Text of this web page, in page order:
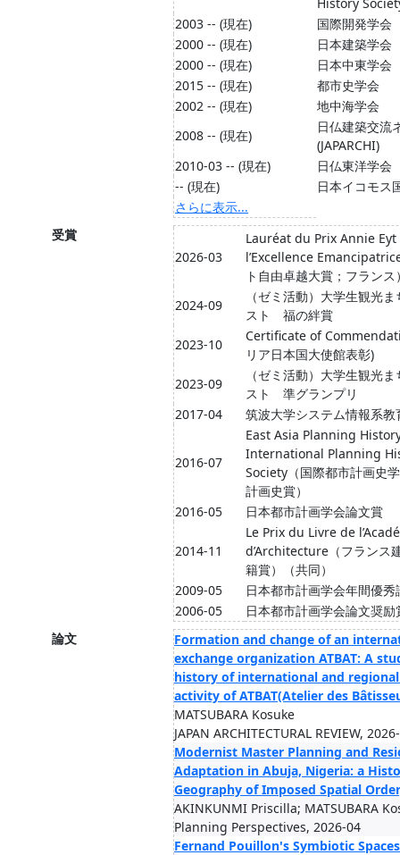
2003 -- (現在)
国際開発学会
2000 -- (現在)
日本建築学会
2000 -- (現在)
日本中東学会
2015 -- (現在)
都市史学会
2002 -- (現在)
地中海学会
2008 -- (現在)
日仏建築交流
(JAPARCHI)
2010-03 -- (現在)
日仏東洋学会
-- (現在)
日本イコモス
さらに表示...
受賞
2026-03
Lauréat du Prix Annie
l’Excellence
ト自由卓越大賞；フランス
2024-09
（ゼミ活動）大学生観光
スト 福の絆賞
2023-10
Certificate of
リア日本国大使館表彰)
2023-09
（ゼミ活動）大学生観光
スト 準グランプリ
2017-04
筑波大学システム情報系教
2016-07
East Asia Planning
International Planning
Society（国際都市計画史
計画史賞）
2016-05
日本都市計画学会論文賞
2014-11
Le Prix du Livre de
d’Architecture（フランス
籍賞）（共同）
2009-05
日本都市計画学会年間優秀
2006-05
日本都市計画学会論文奨励
論文
Formation and change of an
exchange organization ATBAT: A
history of international and
activity of ATBAT(Atelier des
MATSUBARA Kosuke
JAPAN ARCHITECTURAL REVIEW,
Modernist Master Planning and
Adaptation in Abuja, Nigeria: a
Geography of Imposed Spatial
AKINKUNMI Priscilla; MATSUBARA
Planning Perspectives, 2026-04
Fernand Pouillon's Symbiotic